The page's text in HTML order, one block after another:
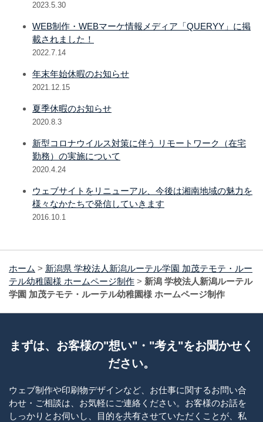
2023.5.30
WEB制作・WEBマーケ情報メディア「QUERYY」に掲
載されました！
2022.7.14
年末年始休暇のお知らせ
2021.12.15
夏季休暇のお知らせ
2020.8.3
新型コロナウイルス対策に伴う リモートワーク（在宅
勤務）の実施について
2020.4.24
ウェブサイトをリニューアル、今後は湘南地域の魅力を
様々なかたちで発信していきます
2016.10.1
ホーム > 新潟県 学校法人新潟ルーテル学園 加茂テモテ・ルー
テル幼稚園様 ホームページ制作 > 新潟 学校法人新潟ルーテル
学園 加茂テモテ・ルーテル幼稚園様 ホームページ制作
まずは、お客様の"想い"・"考え"をお聞かせく
ださい。
ウェブ制作や印刷物デザインなど、お仕事に関するお問い合
わせ・ご相談は、お気軽にご連絡ください。お客様のお話を
しっかりとお伺いし、目的を共有させていただくことが、私